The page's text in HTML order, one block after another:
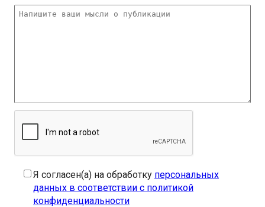
Я согласен(а) на обработку персональных
данных в соответствии с политикой
конфиденциальности